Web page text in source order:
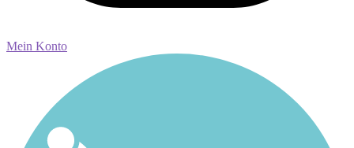
Mein Konto